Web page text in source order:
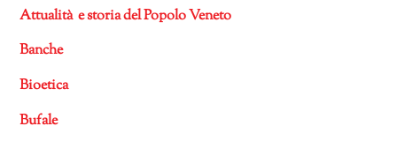
Attualità e storia del Popolo Veneto
Banche
Bioetica
Bufale